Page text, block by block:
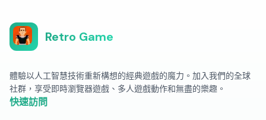
Retro Game
體驗以人工智慧技術重新構想的經典遊戲的魔力。加入我們的全球
社群，享受即時瀏覽器遊戲、多人遊戲動作和無盡的樂趣。
快速訪問